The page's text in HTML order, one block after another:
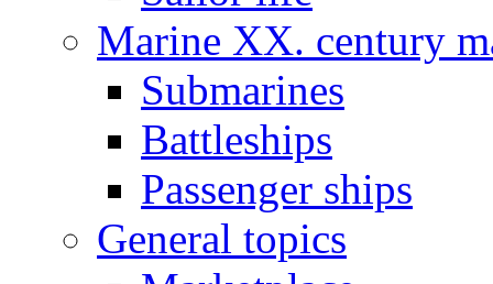
Marine XX. century
Submarines
Battleships
Passenger ships
General topics